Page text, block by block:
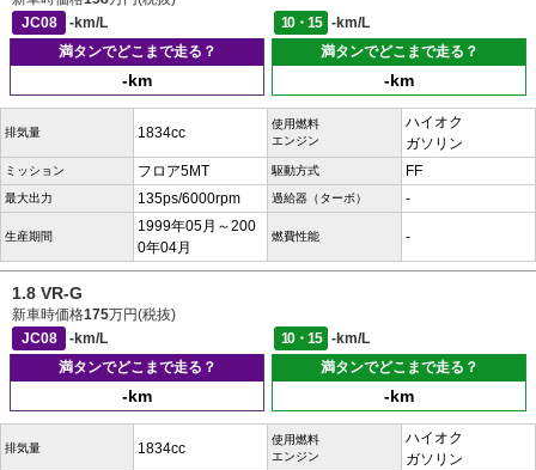
JC08
-km/L 10・15
-km/L
満タンでどこまで走る？
-km
満タンでどこまで走る？
-km
排気量 1834cc
使用燃料
エンジン
ハイオク
ガソリン
ミッション フロア5MT 駆動方式 FF
最大出力 135ps/6000rpm 過給器（ターボ） -
生産期間
1999年05月～200
0年04月
燃費性能 -
1.8 VR-G
新車時価格175万円(税抜)
JC08
-km/L 10・15
-km/L
満タンでどこまで走る？
-km
満タンでどこまで走る？
-km
排気量 1834cc
使用燃料
エンジン
ハイオク
ガソリン